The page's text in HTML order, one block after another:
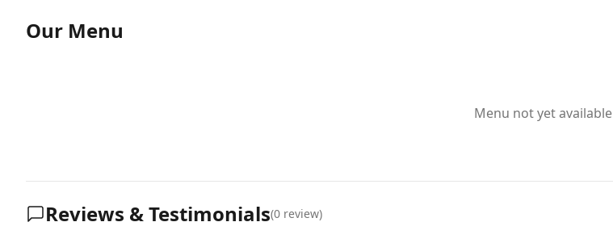
Our Menu
Menu not yet available
Reviews & Testimonials(0 review)